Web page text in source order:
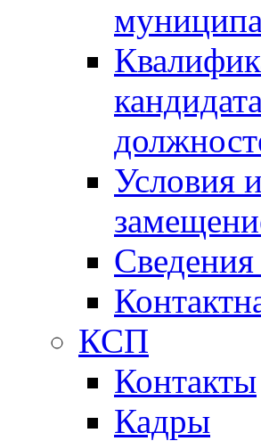
Условия
КСП
Контакты
Кадры